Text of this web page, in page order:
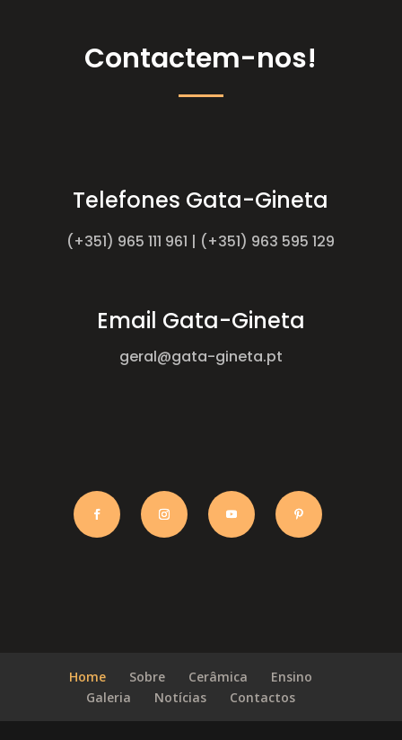
Contactem-nos!
Telefones Gata-Gineta
(+351) 965 111 961 | (+351) 963 595 129
Email Gata-Gineta
geral@gata-gineta.pt
Home Sobre Cerâmica
Ensino
Galeria
Notícias Contactos